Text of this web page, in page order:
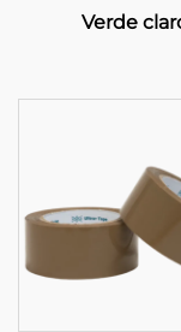
Verde